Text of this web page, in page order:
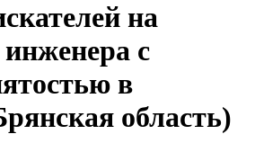
на
с
в
область)